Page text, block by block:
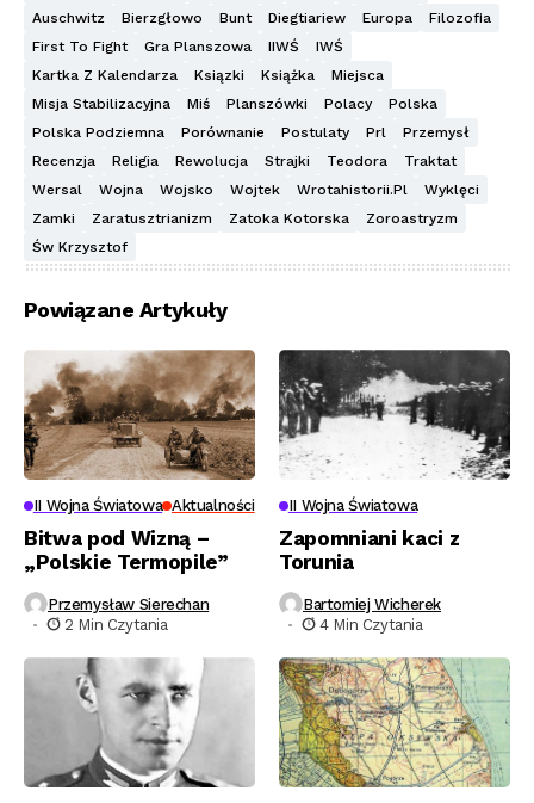
Auschwitz
Bierzgłowo Bunt Diegtiariew Europa
Filozofia
First To Fight
Gra Planszowa IIWŚ
IWŚ
Kartka Z Kalendarza
Ksiązki Książka
Miejsca
Misja Stabilizacyjna
Miś Planszówki Polacy
Polska
Polska Podziemna
Porównanie Postulaty Prl
Przemysł
Recenzja
Religia Rewolucja Strajki Teodora
Traktat
Wersal
Wojna Wojsko Wojtek Wrotahistorii.pl
Wyklęci
Zamki
Zaratusztrianizm Zatoka Kotorska
Zoroastryzm
Św Krzysztof
Powiązane Artykuły
II Wojna Światowa Aktualności
Bitwa pod Wizną –
„Polskie Termopile”
Przemysław Sierechan
2 Min Czytania
II Wojna Światowa
Zapomniani kaci z
Torunia
Bartomiej Wicherek
4 Min Czytania